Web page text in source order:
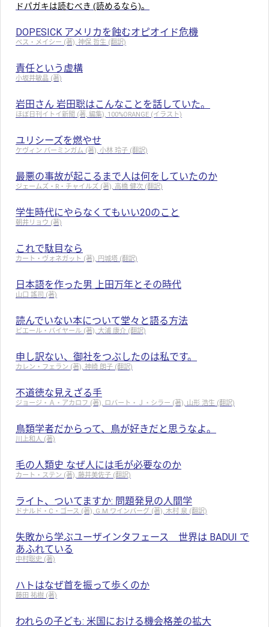
ドパガキは読むべき (読めるなら)。
DOPESICK アメリカを蝕むオピオイド危機
ベス・メイシー (著), 神保 哲生 (翻訳)
責任という虚構
小坂井敏晶 (著)
岩田さん 岩田聡はこんなことを話していた。
ほぼ日刊イトイ新聞 (著, 編集), 100%ORANGE (イラスト)
ユリシーズを燃やせ
ケヴィン バーミンガム (著), 小林 玲子 (翻訳)
最悪の事故が起こるまで人は何をしていたのか
ジェームズ・R・チャイルズ (著), 高橋 健次 (翻訳)
学生時代にやらなくてもいい20のこと
朝井リョウ (著)
これで駄目なら
カート・ヴォネガット (著), 円城塔 (翻訳)
日本語を作った男 上田万年とその時代
山口 謠司 (著)
読んでいない本について堂々と語る方法
ピエール・バイヤール (著), 大浦 康介 (翻訳)
申し訳ない、御社をつぶしたのは私です。
カレン・フェラン (著), 神崎 朗子 (翻訳)
不道徳な見えざる手
ジョージ・Ａ・アカロフ (著), ロバート・Ｊ・シラー (著), 山形 浩生 (翻訳)
鳥類学者だからって、鳥が好きだと思うなよ。
川上和人 (著)
毛の人類史 なぜ人には毛が必要なのか
カート・ステン (著), 藤井美佐子 (翻訳)
ライト、ついてますか: 問題発見の人間学
ドナルド・C・ゴース (著), G.M.ワインバーグ (著), 木村 泉 (翻訳)
失敗から学ぶユーザインタフェース 世界は BADUI で
あふれている
中村聡史 (著)
ハトはなぜ首を振って歩くのか
藤田 祐樹 (著)
われらの子ども: 米国における機会格差の拡大